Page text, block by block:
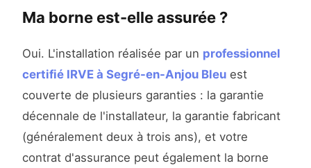
Ma borne est-elle assurée ?
Oui. L'installation réalisée par un professionnel
certifié IRVE à Segré-en-Anjou Bleu est
couverte de plusieurs garanties : la garantie
décennale de l'installateur, la garantie fabricant
(généralement deux à trois ans), et votre
contrat d'assurance peut également la borne